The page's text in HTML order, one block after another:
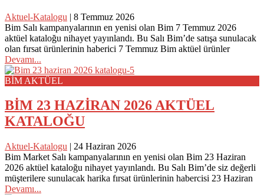
Aktuel-Katalogu | 8 Temmuz 2026
Bim Salı kampanyalarının en yenisi olan Bim 7 Temmuz 2026
aktüel kataloğu nihayet yayınlandı. Bu Salı Bim’de satışa sunulacak
olan fırsat ürünlerinin haberici 7 Temmuz Bim aktüel ürünler
Devamı...
BİM AKTÜEL
BİM 23 HAZİRAN 2026 AKTÜEL
KATALOĞU
Aktuel-Katalogu | 24 Haziran 2026
Bim Market Salı kampanyalarının en yenisi olan Bim 23 Haziran
2026 aktüel kataloğu nihayet yayınlandı. Bu Salı Bim’de siz değerli
müşterilere sunulacak harika fırsat ürünlerinin habercisi 23 Haziran
Devamı...